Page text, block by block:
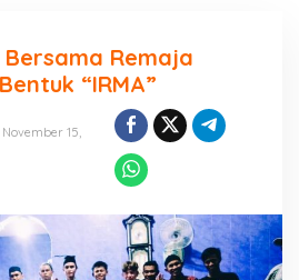
Remaja
“IRMA”
15,